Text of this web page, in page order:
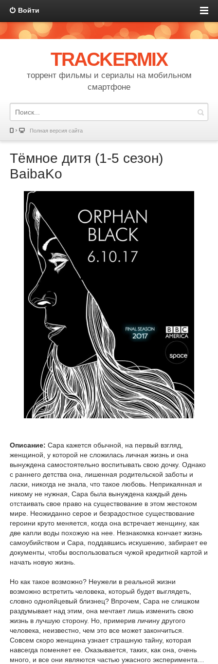
Войти
TRACKERMIX
торрент фильмы и сериалы на мобильном
смартфоне
Полная версия сайта
Тёмное дитя (1-5 сезон)
BaibaKo
Описание: Сара кажется обычной, на первый взгляд,
женщиной, у которой не сложилась личная жизнь и она
вынуждена самостоятельно воспитывать свою дочку. Однако
с раннего детства она, лишенная родительской заботы и
ласки, никогда не знала, что такое любовь. Неприкаянная и
никому не нужная, Сара была вынуждена каждый день
отстаивать свое право на существование в этом жестоком
мире. Неожиданно серое и безрадостное существование
героини круто меняется, когда она встречает женщину, как
две капли воды похожую на нее. Незнакомка кончает жизнь
самоубийством и Сара, поддавшись искушению, забирает ее
документы, чтобы воспользоваться чужой кредитной картой и
начать новую жизнь.
Но как такое возможно? Неужели в реальной жизни
возможно встретить человека, который будет выглядеть,
словно однояйцевый близнец? Впрочем, Сара не слишком
раздумывает над этим, она мечтает лишь изменить свою
жизнь в лучшую сторону. Но, примерив личину другого
человека, неизвестно, чем это все может закончиться.
Совсем скоро женщина узнает страшную тайну, которая
навсегда поменяет ее. Оказывается, таких, как она, очень
много, и все они являются частью ужасного эксперимента…